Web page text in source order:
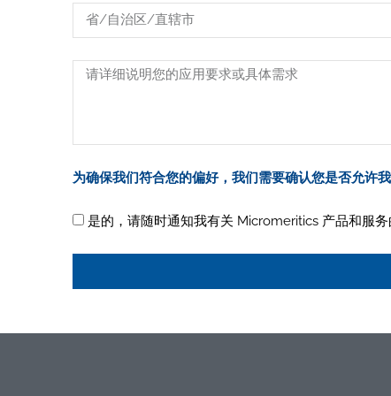
为确保我们符合您的偏好，我们需要确认您是否允许
是的，请随时通知我有关 Micromeritics 产品和服